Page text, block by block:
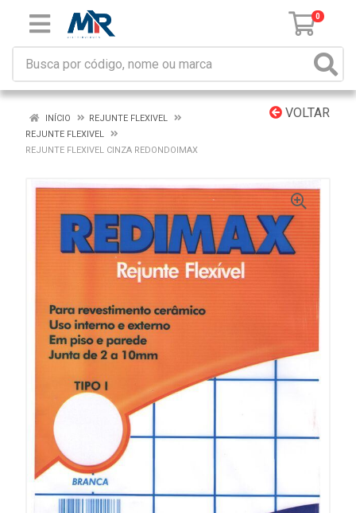
0
VOLTAR
INÍCIO
REJUNTE FLEXIVEL
REJUNTE FLEXIVEL
REJUNTE FLEXIVEL CINZA REDONDOIMAX